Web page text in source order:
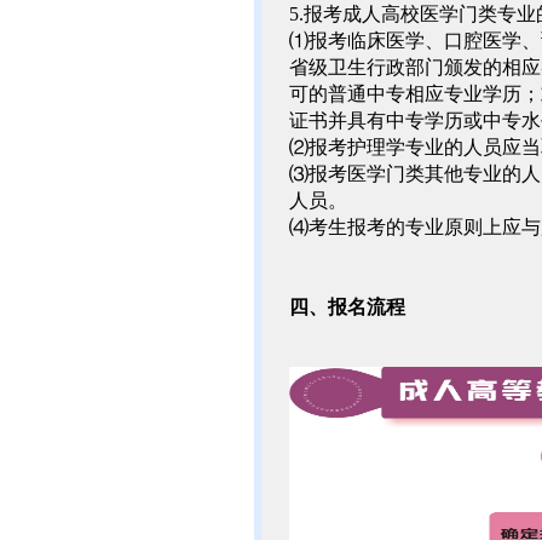
5.报考成人高校医学门类专
⑴报考临床医学、口腔医学
省级卫生行政部门颁发的相
可的普通中专相应专业学历
证书并具有中专学历或中专
⑵报考护理学专业的人员应
⑶报考医学门类其他专业的
人员。
⑷考生报考的专业原则上应
四、报名流程